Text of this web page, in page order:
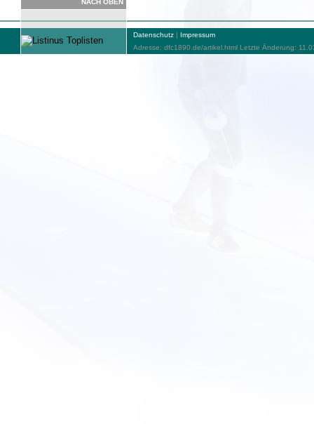
NACH OBEN
Datenschutz | Impressum
Adresse: dfc1890.de/artikel.html Letzte Änderung: